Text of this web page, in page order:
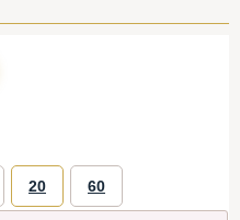
20 60